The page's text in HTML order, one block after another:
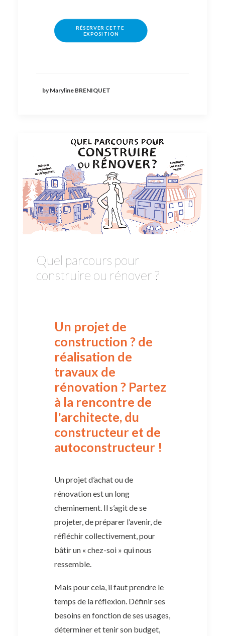
RÉSERVER CETTE
EXPOSITION
by Maryline BRENIQUET
Quel parcours pour
construire ou rénover ?
Un projet de
construction ? de
réalisation de
travaux de
rénovation ? Partez
à la rencontre de
l'architecte, du
constructeur et de
autoconstructeur !
Un projet d’achat ou de
rénovation est un long
cheminement. Il s’agit de se
projeter, de préparer l’avenir, de
réfléchir collectivement, pour
bâtir un « chez-soi » qui nous
ressemble.
Mais pour cela, il faut prendre le
temps de la réflexion. Définir ses
besoins en fonction de ses usages,
déterminer et tenir son budget,